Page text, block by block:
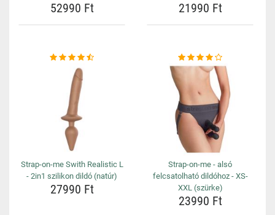
52990 Ft 21990 Ft
Strap-on-me Swith Realistic L
- 2in1 szilikon dildó (natúr)
27990 Ft
Strap-on-me - alsó
felcsatolható dildóhoz - XS-
XXL (szürke)
23990 Ft